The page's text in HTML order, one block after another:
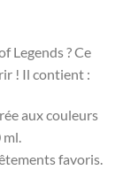
Legends ? Ce
! Il contient :
aux couleurs
favoris.